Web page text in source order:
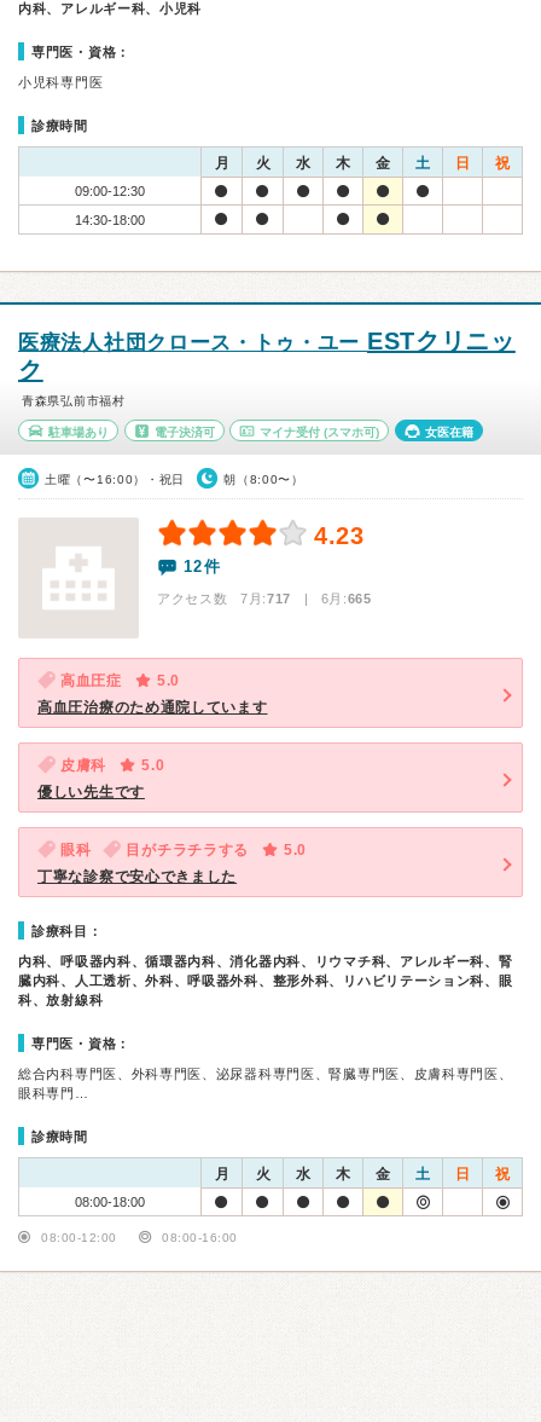
内科、アレルギー科、小児科
専門医・資格：
小児科専門医
診療時間
月 火 水 木 金 土 日 祝
09:00-12:30
14:30-18:00
医療法人社団クロース・トゥ・ユー ESTクリニッ
ク
青森県弘前市福村
駐車場あり 電子決済可 マイナ受付 (スマホ可) 女医在籍
土曜（〜16:00）・祝日 朝（8:00〜）
4.23
12件
アクセス数 7月:717 | 6月:665
高血圧症
5.0
高血圧治療のため通院しています
皮膚科
5.0
優しい先生です
眼科 目がチラチラする
5.0
丁寧な診察で安心できました
診療科目：
内科、呼吸器内科、循環器内科、消化器内科、リウマチ科、アレルギー科、腎
臓内科、人工透析、外科、呼吸器外科、整形外科、リハビリテーション科、眼
科、放射線科
専門医・資格：
総合内科専門医、外科専門医、泌尿器科専門医、腎臓専門医、皮膚科専門医、
眼科専門…
診療時間
月 火 水 木 金 土 日 祝
08:00-18:00
08:00-12:00 08:00-16:00